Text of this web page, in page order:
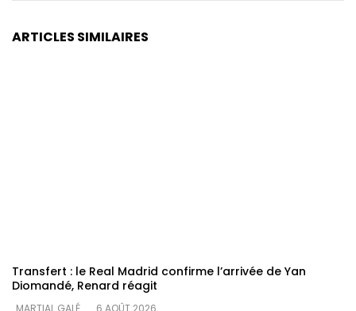
ARTICLES SIMILAIRES
Transfert : le Real Madrid confirme l’arrivée de Yan
Diomandé, Renard réagit